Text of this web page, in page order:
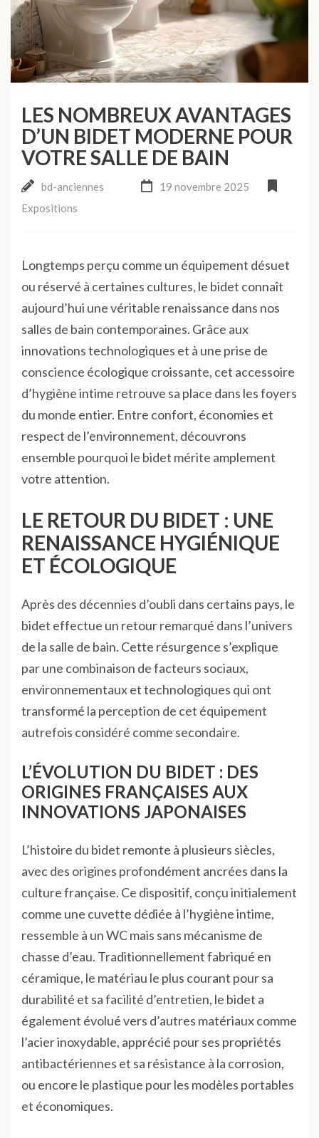
LES NOMBREUX AVANTAGES
D’UN BIDET MODERNE POUR
VOTRE SALLE DE BAIN
bd-anciennes
19 novembre 2025
Expositions
Longtemps perçu comme un équipement désuet
ou réservé à certaines cultures, le bidet connaît
aujourd’hui une véritable renaissance dans nos
salles de bain contemporaines. Grâce aux
innovations technologiques et à une prise de
conscience écologique croissante, cet accessoire
d’hygiène intime retrouve sa place dans les foyers
du monde entier. Entre confort, économies et
respect de l’environnement, découvrons
ensemble pourquoi le bidet mérite amplement
votre attention.
LE RETOUR DU BIDET : UNE
RENAISSANCE HYGIÉNIQUE
ET ÉCOLOGIQUE
Après des décennies d’oubli dans certains pays, le
bidet effectue un retour remarqué dans l’univers
de la salle de bain. Cette résurgence s’explique
par une combinaison de facteurs sociaux,
environnementaux et technologiques qui ont
transformé la perception de cet équipement
autrefois considéré comme secondaire.
L’ÉVOLUTION DU BIDET : DES
ORIGINES FRANÇAISES AUX
INNOVATIONS JAPONAISES
L’histoire du bidet remonte à plusieurs siècles,
avec des origines profondément ancrées dans la
culture française. Ce dispositif, conçu initialement
comme une cuvette dédiée à l’hygiène intime,
ressemble à un WC mais sans mécanisme de
chasse d’eau. Traditionnellement fabriqué en
céramique, le matériau le plus courant pour sa
durabilité et sa facilité d’entretien, le bidet a
également évolué vers d’autres matériaux comme
l’acier inoxydable, apprécié pour ses propriétés
antibactériennes et sa résistance à la corrosion,
ou encore le plastique pour les modèles portables
et économiques.